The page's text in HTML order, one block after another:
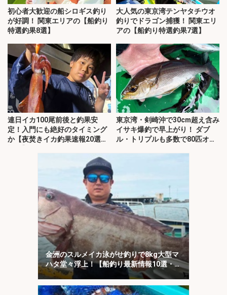
初心者大歓迎の船シロギス釣り
が好調！ 関東エリアの【船釣り
特選釣果8選】
大人気の東京湾テンヤタチウオ
釣りでドラゴン捕獲！ 関東エリ
アの【船釣り特選釣果7選】
連日イカ100尾前後と釣果安
定！入門にも絶好のタイミング
か【夜焚きイカ釣果速報20選・
東京湾・剣崎沖で30cm超え含み
イサキ爆釣で早上がり！ ダブ
ル・トリプルも多数で80匹オー
金洲のスルメイカ泳がせ釣りで8kg大型マ
ハタ堂々浮上！【船釣り最新情報10選・東
海】